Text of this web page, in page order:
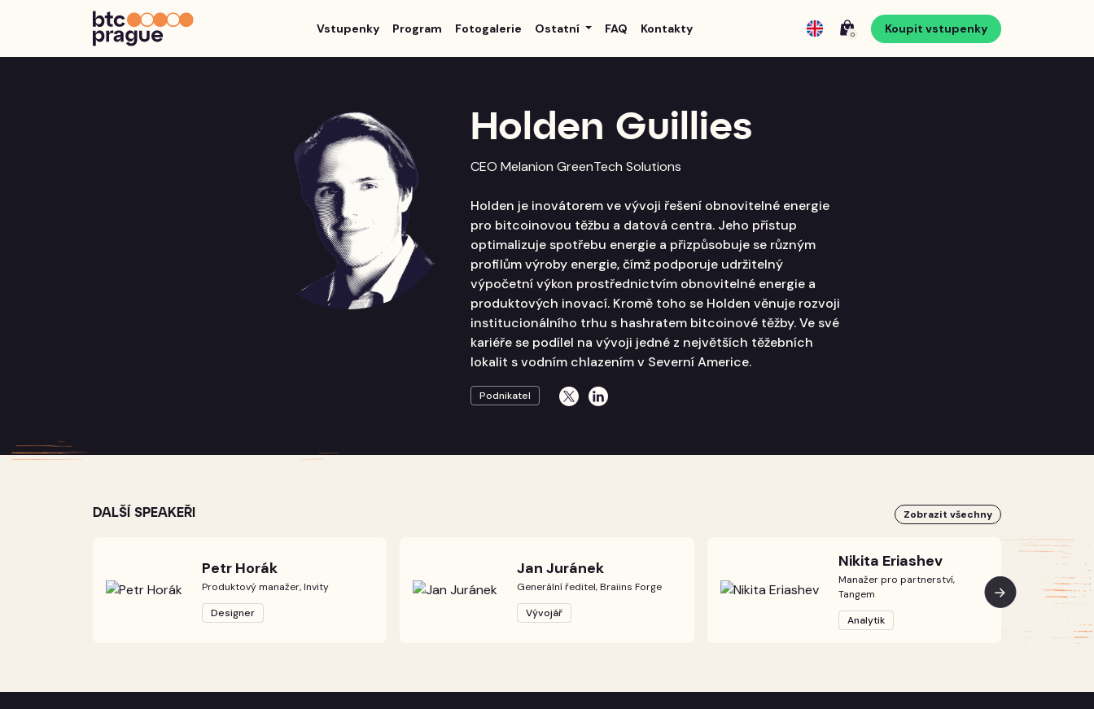
Vstupenky Program Fotogalerie Ostatní FAQ Kontakty 0 Koupit vstupenky
Holden Guillies
CEO Melanion GreenTech Solutions
Holden je inovátorem ve vývoji řešení obnovitelné energie
pro bitcoinovou těžbu a datová centra. Jeho přístup
optimalizuje spotřebu energie a přizpůsobuje se různým
profilům výroby energie, čímž podporuje udržitelný
výpočetní výkon prostřednictvím obnovitelné energie a
produktových inovací. Kromě toho se Holden věnuje rozvoji
institucionálního trhu s hashratem bitcoinové těžby. Ve své
kariéře se podílel na vývoji jedné z největších těžebních
lokalit s vodním chlazením v Severní Americe.
Podnikatel
DALŠÍ SPEAKEŘI Zobrazit všechny
Petr Horák
Produktový manažer, Invity
Designer
Jan Juránek
Generální ředitel, Braiins Forge
Vývojář
Nikita Eriashev
Manažer pro partnerství,
Tangem
Analytik